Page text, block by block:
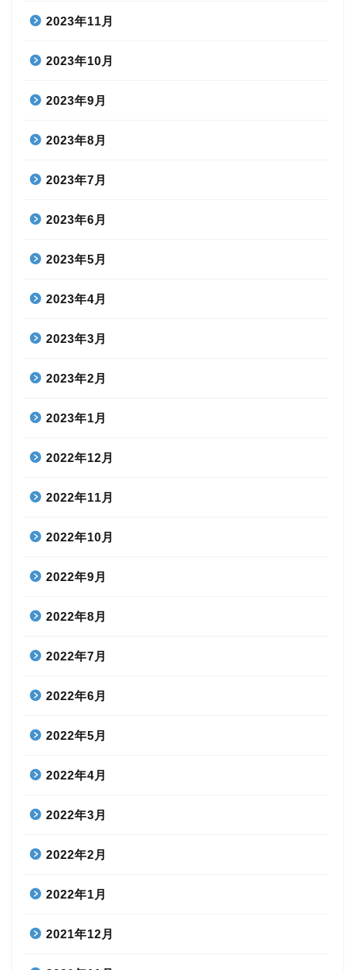
2023年11月
2023年10月
2023年9月
2023年8月
2023年7月
2023年6月
2023年5月
2023年4月
2023年3月
2023年2月
2023年1月
2022年12月
2022年11月
2022年10月
2022年9月
2022年8月
2022年7月
2022年6月
2022年5月
2022年4月
2022年3月
2022年2月
2022年1月
2021年12月